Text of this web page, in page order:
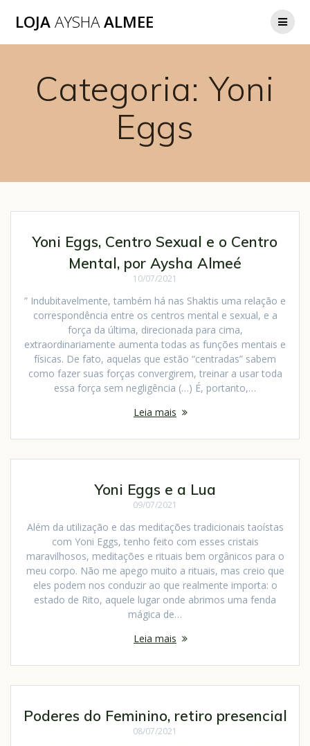
LOJAAYSHAALMEE
Categoria:Yoni
Eggs
Yoni Eggs, Centro Sexual e o Centro
Mental, por Aysha Almeé
10/07/2021
” Indubitavelmente, também há nas Shaktis uma relação e
correspondência entre os centros mental e sexual, e a
força da última, direcionada para cima,
extraordinariamente aumenta todas as funções mentais e
físicas. De fato, aquelas que estão “centradas” sabem
como fazer suas forças convergirem, treinar a usar toda
essa força sem negligência (…) É, portanto,…
Leia mais
Yoni Eggs e a Lua
09/07/2021
Além da utilização e das meditações tradicionais taoístas
com Yoni Eggs, tenho feito com esses cristais
maravilhosos, meditações e rituais bem orgânicos para o
meu corpo. Não me apego muito a rituais, mas creio que
eles podem nos conduzir ao que realmente importa: o
estado de Rito, aquele lugar onde abrimos uma fenda
mágica de…
Leia mais
Poderes do Feminino, retiro presencial
08/07/2021